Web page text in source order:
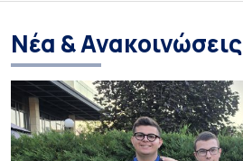
Νέα & Ανακοινώσεις